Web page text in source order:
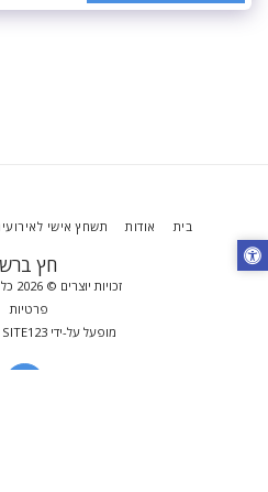
חץ
זכויות יוצרים © 2026 כל הזכויות שמורות
פרטיות
מופעל על-ידיSITE123
בית אודות תשחץ אישי